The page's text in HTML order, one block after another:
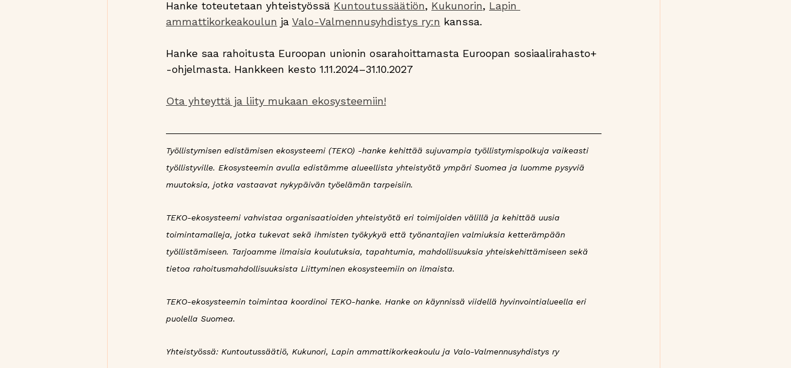
Hanke toteutetaan yhteistyössä Kuntoutussäätiön, Kukunorin, Lapin
ammattikorkeakoulun ja Valo-Valmennusyhdistys ry:n kanssa.
Hanke saa rahoitusta Euroopan unionin osarahoittamasta Euroopan sosiaalirahasto+
-ohjelmasta. Hankkeen kesto 1.11.2024–31.10.2027
Ota yhteyttä ja liity mukaan ekosysteemiin!
Työllistymisen edistämisen ekosysteemi (TEKO) -hanke kehittää sujuvampia työllistymispolkuja vaikeasti
työllistyville. Ekosysteemin avulla edistämme alueellista yhteistyötä ympäri Suomea ja luomme pysyviä
muutoksia, jotka vastaavat nykypäivän työelämän tarpeisiin.
TEKO-ekosysteemi vahvistaa organisaatioiden yhteistyötä eri toimijoiden välillä ja kehittää uusia
toimintamalleja, jotka tukevat sekä ihmisten työkykyä että työnantajien valmiuksia ketterämpään
työllistämiseen. Tarjoamme ilmaisia koulutuksia, tapahtumia, mahdollisuuksia yhteiskehittämiseen sekä
tietoa rahoitusmahdollisuuksista Liittyminen ekosysteemiin on ilmaista.
TEKO-ekosysteemin toimintaa koordinoi TEKO-hanke. Hanke on käynnissä viidellä hyvinvointialueella eri
puolella Suomea.
Yhteistyössä: Kuntoutussäätiö, Kukunori, Lapin ammattikorkeakoulu ja Valo-Valmennusyhdistys ry